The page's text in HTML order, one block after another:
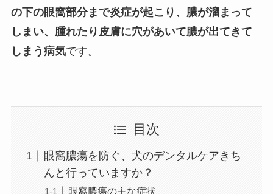
の下の眼窩部分まで炎症が起こり、膿が溜まって
しまい、腫れたり皮膚に穴があいて膿が出てきて
しまう病気です。
目次
眼窩膿瘍を防ぐ、犬のデンタルケアきち
んと行っていますか？
眼窩膿瘍の主な症状